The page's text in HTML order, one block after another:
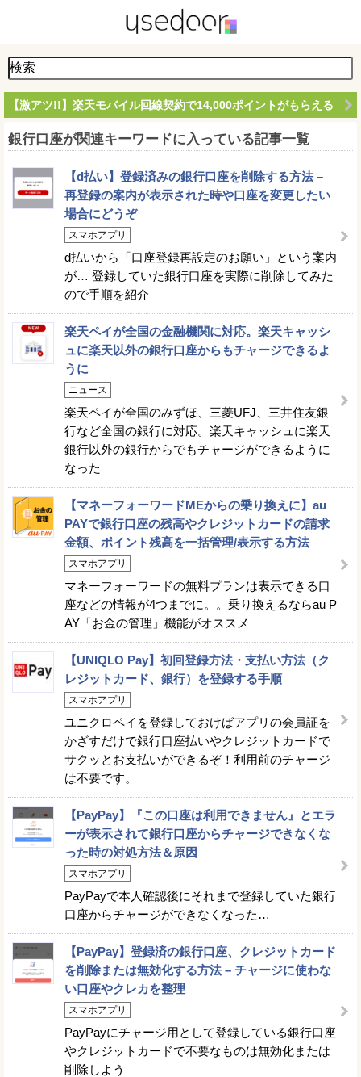
【激アツ!!】楽天モバイル回線契約で14,000ポイントがもらえる
銀行口座が関連キーワードに入っている記事一覧
【d払い】登録済みの銀行口座を削除する方法 –
再登録の案内が表示された時や口座を変更したい
場合にどうぞ
スマホアプリ
d払いから「口座登録再設定のお願い」という案内
が… 登録していた銀行口座を実際に削除してみた
ので手順を紹介
楽天ペイが全国の金融機関に対応。楽天キャッシ
ュに楽天以外の銀行口座からもチャージできるよ
うに
ニュース
楽天ペイが全国のみずほ、三菱UFJ、三井住友銀
行など全国の銀行に対応。楽天キャッシュに楽天
銀行以外の銀行からでもチャージができるように
なった
【マネーフォーワードMEからの乗り換えに】au
PAYで銀行口座の残高やクレジットカードの請求
金額、ポイント残高を一括管理/表示する方法
スマホアプリ
マネーフォーワードの無料プランは表示できる口
座などの情報が4つまでに。。乗り換えるならau P
AY「お金の管理」機能がオススメ
【UNIQLO Pay】初回登録方法・支払い方法（ク
レジットカード、銀行）を登録する手順
スマホアプリ
ユニクロペイを登録しておけばアプリの会員証を
かざすだけで銀行口座払いやクレジットカードで
サクッとお支払いができるぞ！利用前のチャージ
は不要です。
【PayPay】『この口座は利用できません』とエラ
ーが表示されて銀行口座からチャージできなくな
った時の対処方法＆原因
スマホアプリ
PayPayで本人確認後にそれまで登録していた銀行
口座からチャージができなくなった…
【PayPay】登録済の銀行口座、クレジットカード
を削除または無効化する方法 – チャージに使わな
い口座やクレカを整理
スマホアプリ
PayPayにチャージ用として登録している銀行口座
やクレジットカードで不要なものは無効化または
削除しよう